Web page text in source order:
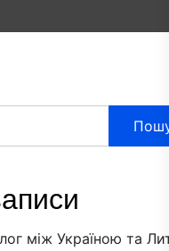
між Україною та